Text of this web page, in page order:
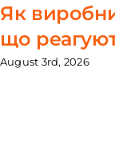
Як
що
August 3rd, 2026